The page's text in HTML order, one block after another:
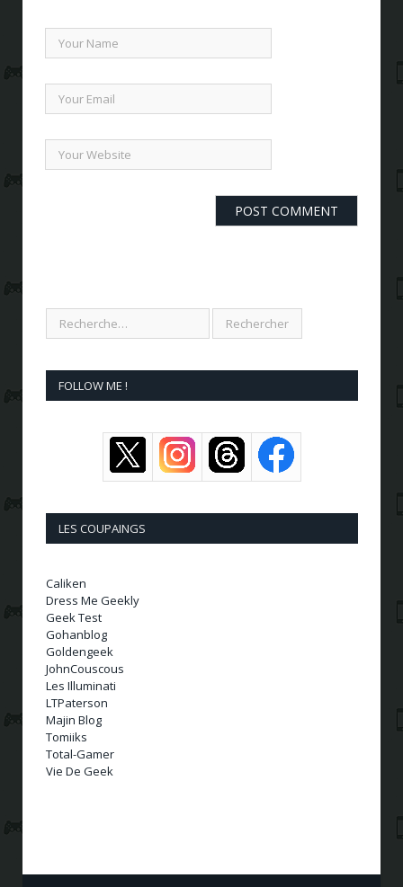
FOLLOW ME !
LES COUPAINGS
Caliken
Dress Me Geekly
Geek Test
Gohanblog
Goldengeek
JohnCouscous
Les Illuminati
LTPaterson
Majin Blog
Tomiiks
Total-Gamer
Vie De Geek